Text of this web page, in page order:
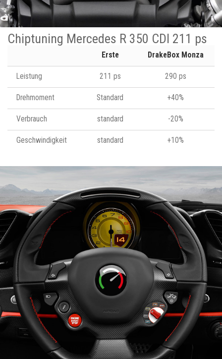
Chiptuning Mercedes R 350 CDI 211 ps
Erste DrakeBox Monza
Leistung 211 ps 290 ps
Drehmoment Standard +40%
Verbrauch standard -20%
Geschwindigkeit standard +10%